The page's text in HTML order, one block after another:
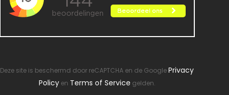
Deze site is beschermd door reCAPTCHA en de GooglePrivacy
Policyen Terms of Service gelden.